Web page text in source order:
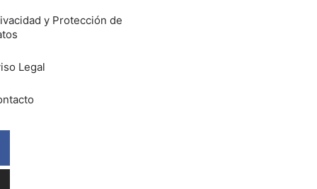
y Protección de
Legal